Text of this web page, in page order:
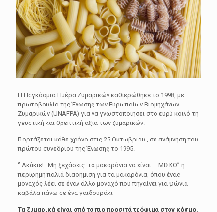
Η Παγκόσμια Ημέρα Ζυμαρικών καθιερώθηκε το 1998, με
πρωτοβουλία της Ένωσης των Ευρωπαίων Βιομηχάνων
Ζυμαρικών (UNAFPA) για να γνωστοποιήσει στο ευρύ κοινό τη
γευστική και θρεπτική αξία των ζυμαρικών.
Γιορτάζεται κάθε χρόνο στις 25 Οκτωβρίου , σε ανάμνηση του
πρώτου συνεδρίου της Ένωσης το 1995.
‘’ Ακάκιε!.. Μη ξεχάσεις τα μακαρόνια να είναι … ΜΙΣΚΟ” η
περίφημη παλιά διαφήμιση για τα μακαρόνια, όπου ένας
μοναχός λέει σε έναν άλλο μοναχό που πηγαίνει για ψώνια
καβάλα πάνω σε ένα γαϊδουράκι
Τα ζυμαρικά είναι από τα πιο προσιτά τρόφιμα στον κόσμο.